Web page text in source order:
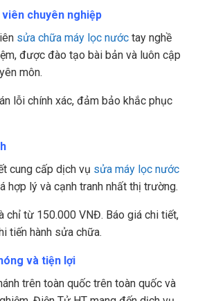
chuyên nghiệp
sửa chữa máy lọc nướctay nghề
được đào tạo bài bản và luôn cập
môn.
lỗi chính xác, đảm bảo khắc phục
cung cấp dịch vụ sửa máy lọc nước
hợp lý và cạnh tranh nhất thị trường.
chỉ từ 150.000 VNĐ. Báo giá chi tiết,
tiến hành sửa chữa.
và tiện lợi
trên toàn quốc trên toàn quốc và